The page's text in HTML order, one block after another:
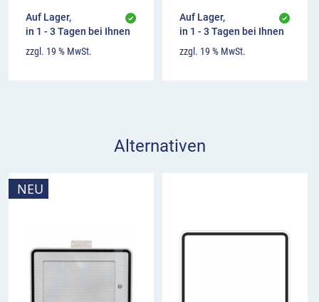
Auf Lager,
in 1 - 3 Tagen bei Ihnen
zzgl. 19 % MwSt.
Auf Lager,
in 1 - 3 Tagen bei Ihnen
zzgl. 19 % MwSt.
Alternativen
NEU